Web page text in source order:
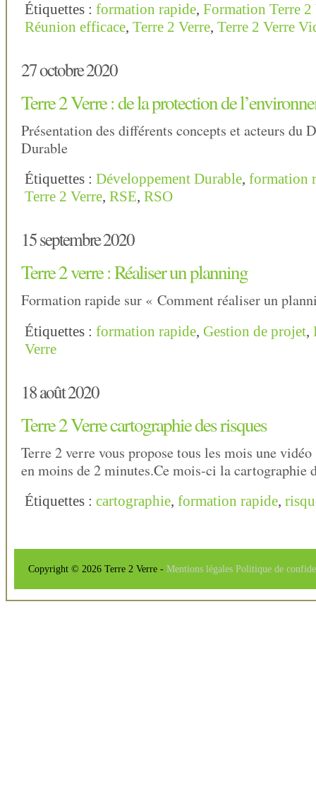
Étiquettes : formation rapide, Formation Terre 2
Réunion efficace, Terre 2 Verre, Terre 2 Verre
27 octobre 2020
Terre 2 Verre : de la protection de
Présentation des différents concepts et acteurs du
Durable
Étiquettes : Développement Durable, formation
Terre 2 Verre, RSE, RSO
15 septembre 2020
Terre 2 verre : Réaliser un planning
Formation rapide sur « Comment réaliser un
Étiquettes : formation rapide, Gestion de projet,
Verre
18 août 2020
Terre 2 Verre cartographie des risques
Terre 2 verre vous propose tous les mois une
en moins de 2 minutes.Ce mois-ci la cartographie
Étiquettes : cartographie, formation rapide,
Copyright © 2026 Terre 2 Verre - Mentions légales Politique de